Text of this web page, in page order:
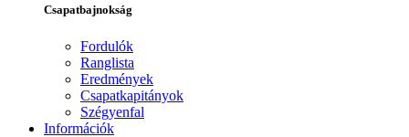
Csapatbajnokság
Fordulók
Ranglista
Eredmények
Csapatkapitányok
Szégyenfal
Információk